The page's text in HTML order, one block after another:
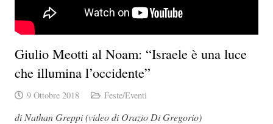
Giulio Meotti al Noam: “Israele è una luce
che illumina l’occidente”
9 Ottobre 2018 Feste/Eventi
di Nathan Greppi (video di Orazio Di Gregorio)